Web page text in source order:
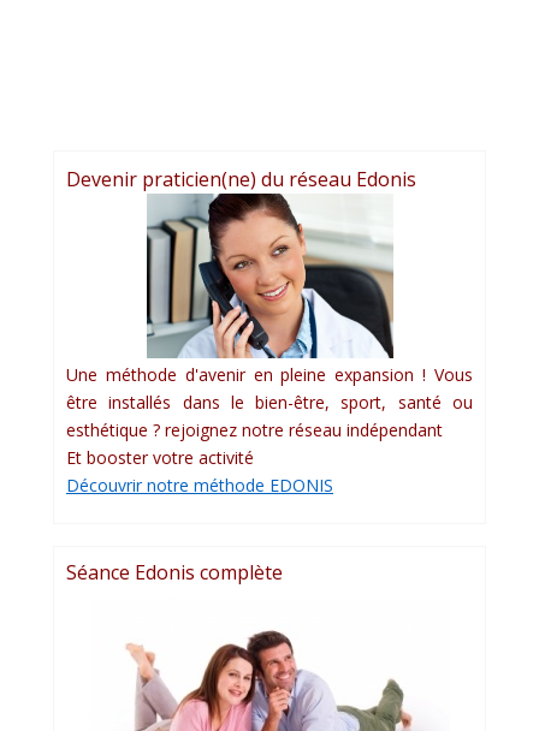
Devenir praticien(ne) du réseau Edonis
Une méthode d'avenir en pleine expansion ! Vous
être installés dans le bien-être, sport, santé ou
esthétique ? rejoignez notre réseau indépendant
Et booster votre activité
Découvrir notre méthode EDONIS
Séance Edonis complète